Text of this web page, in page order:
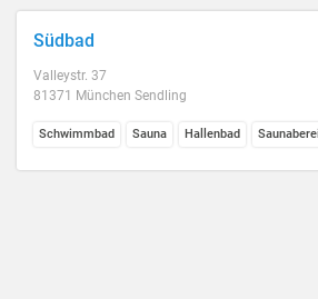
Südbad
Valleystr. 37
81371 München Sendling
Schwimmbad Sauna Hallenbad